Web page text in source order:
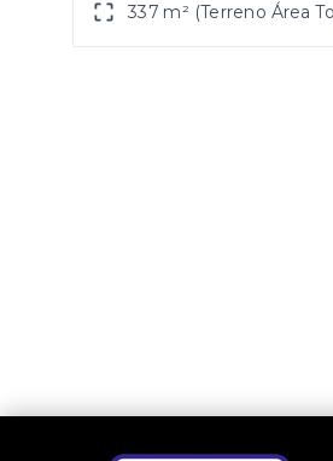
337 m² (Terreno Área